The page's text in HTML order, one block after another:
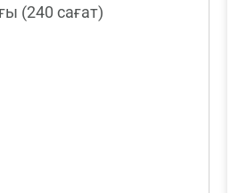
(240 сағат)